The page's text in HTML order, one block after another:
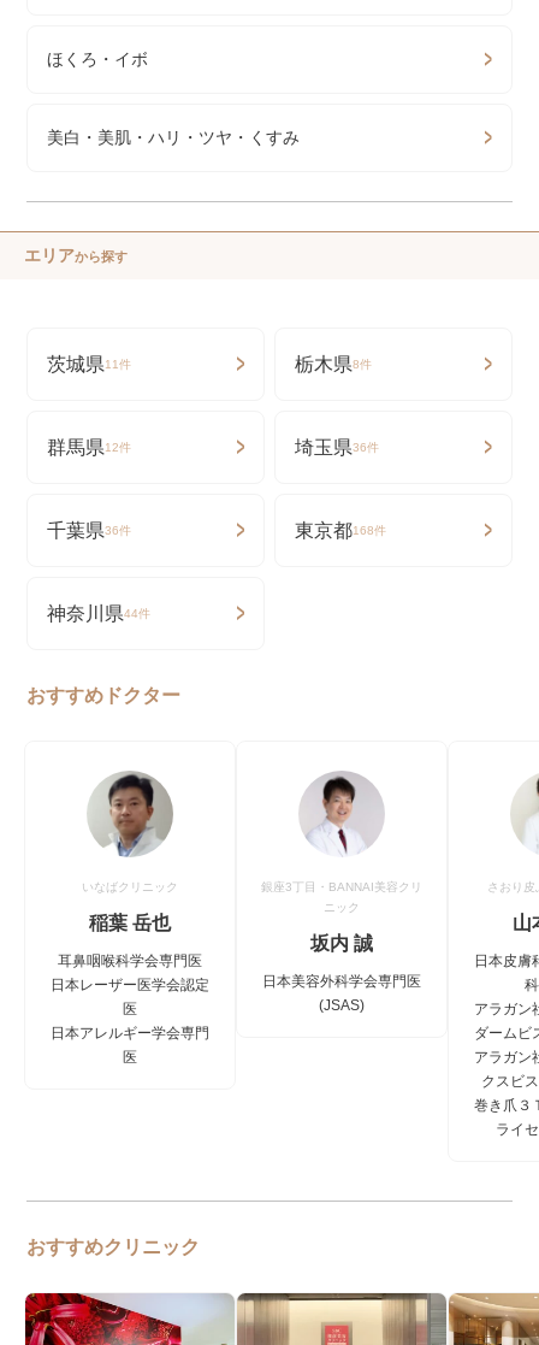
ほくろ・イボ
美白・美肌・ハリ・ツヤ・くすみ
エリアから探す
茨城県11件 栃木県8件
群馬県12件 埼玉県36件
千葉県36件 東京都168件
神奈川県44件
おすすめドクター
いなばクリニック
稲葉 岳也
耳鼻咽喉科学会専門医
日本レーザー医学会認定
医
日本アレルギー学会専門
医
銀座3丁目・BANNAI美容クリ
ニック
坂内 誠
日本美容外科学会専門医
(JSAS)
さおり皮
山
日本皮膚
アラガ
ダームビ
アラガ
クスビ
巻き爪３
ライ
おすすめクリニック